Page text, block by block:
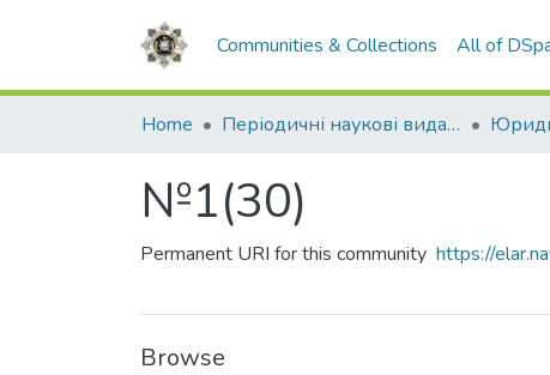
Communities & Collections All of
Home Періодичні наукові видання НАВС
№1(30)
Permanent URI for this community https://
Browse